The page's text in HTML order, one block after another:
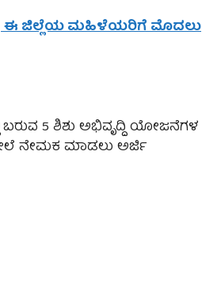
| ಈ ಜಿಲ್ಲೆಯ ಮಹಿಳೆಯರಿಗೆ ಮೊದಲು
5 ಶಿಶು ಅಭಿವೃದ್ದಿ ಯೋಜನೆಗಳ
ನೇಮಕ ಮಾಡಲು ಅರ್ಜಿ